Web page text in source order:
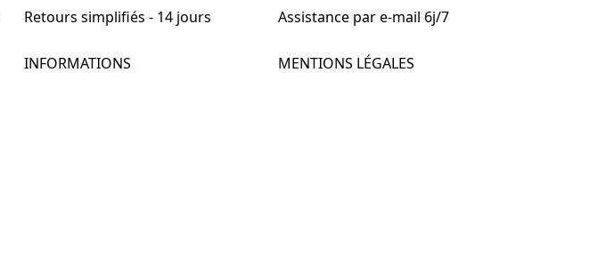
Retours simplifiés - 14 jours
Assistance par e-mail 6j/7
INFORMATIONS
MENTIONS LÉGALES